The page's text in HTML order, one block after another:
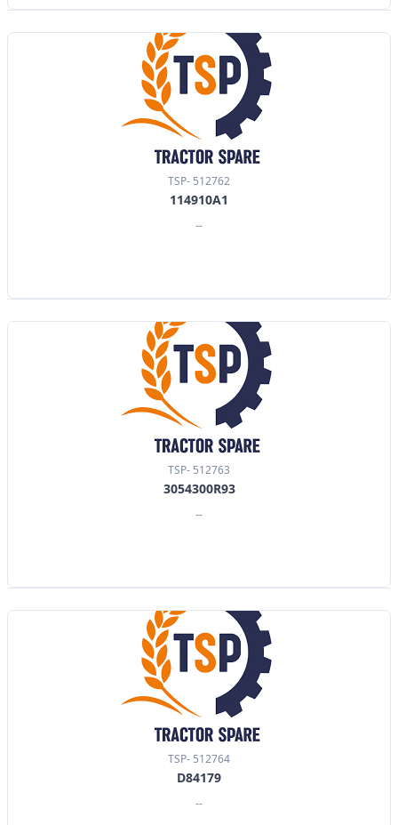
TSP- 512762
114910A1
--
TSP- 512763
3054300R93
--
TSP- 512764
D84179
--